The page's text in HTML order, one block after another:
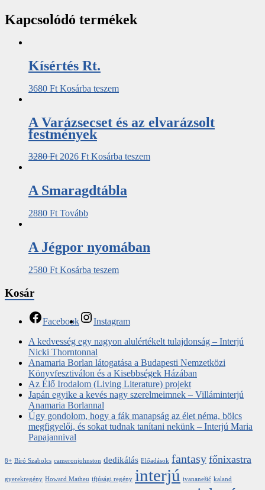
Kapcsolódó termékek
Kísértés Rt.
3680 Ft Kosárba teszem
A Varázsecset és az elvarázsolt
festmények
3280Ft 2026 Ft Kosárba teszem
A Smaragdtábla
2880 Ft Tovább
A ​Jégpor nyomában
2580 Ft Kosárba teszem
Kosár
Facebook
Instagram
A kedvesség egy nagyon alulértékelt tulajdonság – Interjú
Nicki Thorntonnal
Anamaria Borlan látogatása a Budapesti Nemzetközi
Könyvfesztiválon és a Kisebbségek Házában
Az Élő Irodalom (Living Literature) projekt
Japán egyike a kevés nagy szerelmeimnek – Villáminterjú
Anamaria Borlannal
Úgy gondolom, hogy a fák manapság az élet néma, bölcs
megfigyelői, és sokat tudnak tanítani nekünk – Interjú Maria
Papajannival
8+ Bíró Szabolcs cameronjohnston dedikálás Előadások fantasy főnixastra
gyerekregény Howard Matheu ifjúsági regény interjú ivananešić kaland